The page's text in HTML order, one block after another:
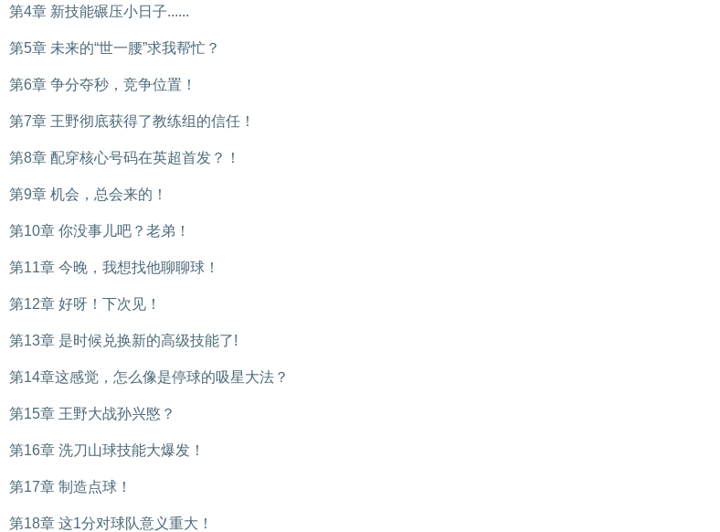
第4章 新技能碾压小日子......
第5章 未来的“世一腰”求我帮忙？
第6章 争分夺秒，竞争位置！
第7章 王野彻底获得了教练组的信任！
第8章 配穿核心号码在英超首发？！
第9章 机会，总会来的！
第10章 你没事儿吧？老弟！
第11章 今晚，我想找他聊聊球！
第12章 好呀！下次见！
第13章 是时候兑换新的高级技能了!
第14章这感觉，怎么像是停球的吸星大法？
第15章 王野大战孙兴愍？
第16章 洗刀山球技能大爆发！
第17章 制造点球！
第18章 这1分对球队意义重大！